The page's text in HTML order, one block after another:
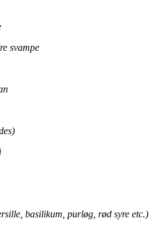
svampe
basilikum, purløg, rød syre etc.)